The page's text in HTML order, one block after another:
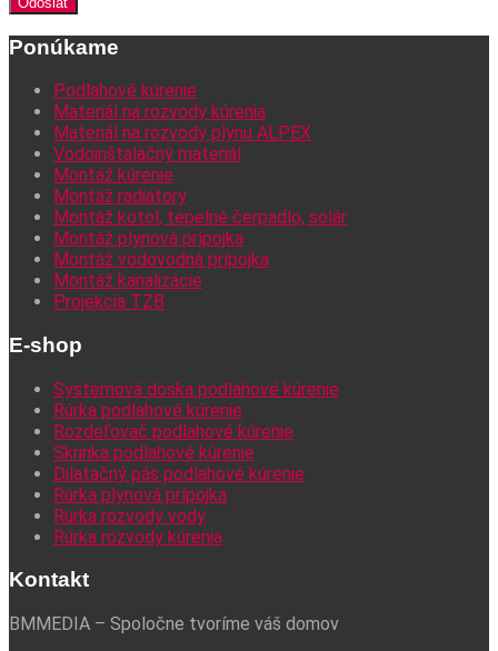
Ponúkame
Podlahové kúrenie
Materiál na rozvody kúrenia
Materiál na rozvody plynu ALPEX
Vodoinštalačný materiál
Montáž kúrenie
Montáž radiátory
Montáž kotol, tepelné čerpadlo, solár
Montáž plynová prípojka
Montáž vodovodná prípojka
Montáž kanalizácie
Projekcia TZB
E-shop
Systémová doska podlahové kúrenie
Rúrka podlahové kúrenie
Rozdeľovač podlahové kúrenie
Skrinka podlahové kúrenie
Dilatačný pás podlahové kúrenie
Rúrka plynová prípojka
Rúrka rozvody vody
Rúrka rozvody kúrenia
Kontakt
BMMEDIA – Spoločne tvoríme váš domov